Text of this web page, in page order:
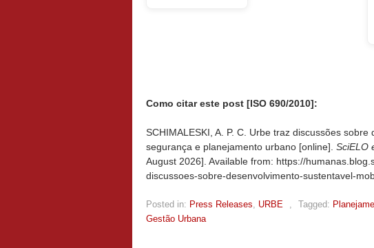
Como citar este post [ISO 690/2010]:
SCHIMALESKI, A. P. C. Urbe traz discussões
segurança e planejamento urbano [online]. SciELO
August 2026]. Available from: https://
discussoes-sobre-desenvolvimento-sustentavel-
Posted in: Press Releases URBE Tagged:
Gestão Urbana